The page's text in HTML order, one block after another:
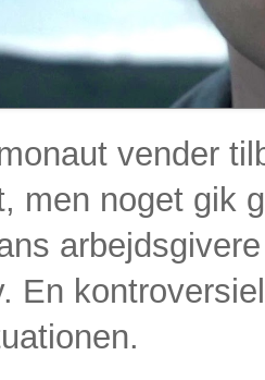
vender
men noget gik
En